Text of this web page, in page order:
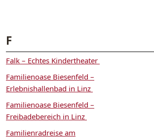
F
Falk – Echtes Kindertheater
Familienoase Biesenfeld –
Erlebnishallenbad in Linz
Familienoase Biesenfeld –
Freibadebereich in Linz
Familienradreise am